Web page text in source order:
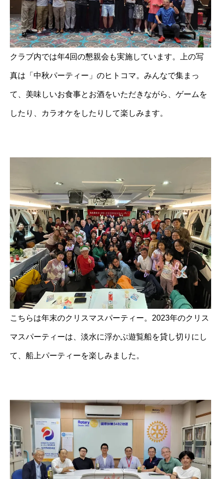
クラブ内では年4回の懇親会も実施しています。上の写
真は「中秋パーティー」のヒトコマ。みんなで集まっ
て、美味しいお食事とお酒をいただきながら、ゲームを
したり、カラオケをしたりして楽しみます。
こちらは年末のクリスマスパーティー。2023年のクリス
マスパーティーは、淡水に浮かぶ遊覧船を貸し切りにし
て、船上パーティーを楽しみました。